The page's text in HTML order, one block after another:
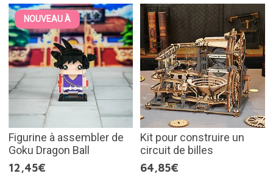
NOUVEAU À
Figurine à assembler de
Goku Dragon Ball
12,45€
Kit pour construire un
circuit de billes
64,85€